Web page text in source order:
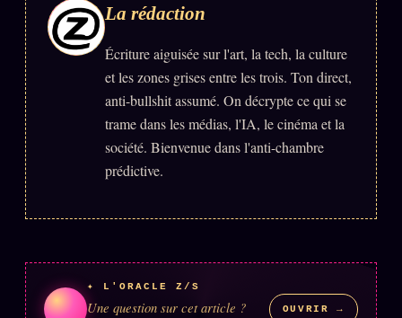
La rédaction
Écriture aiguisée sur l'art, la tech, la culture
et les zones grises entre les trois. Ton direct,
anti-bullshit assumé. On décrypte ce qui se
trame dans les médias, l'IA, le cinéma et la
société. Bienvenue dans l'anti-chambre
prédictive.
✦ L'ORACLE Z/S
Une question sur cet article ?
OUVRIR →